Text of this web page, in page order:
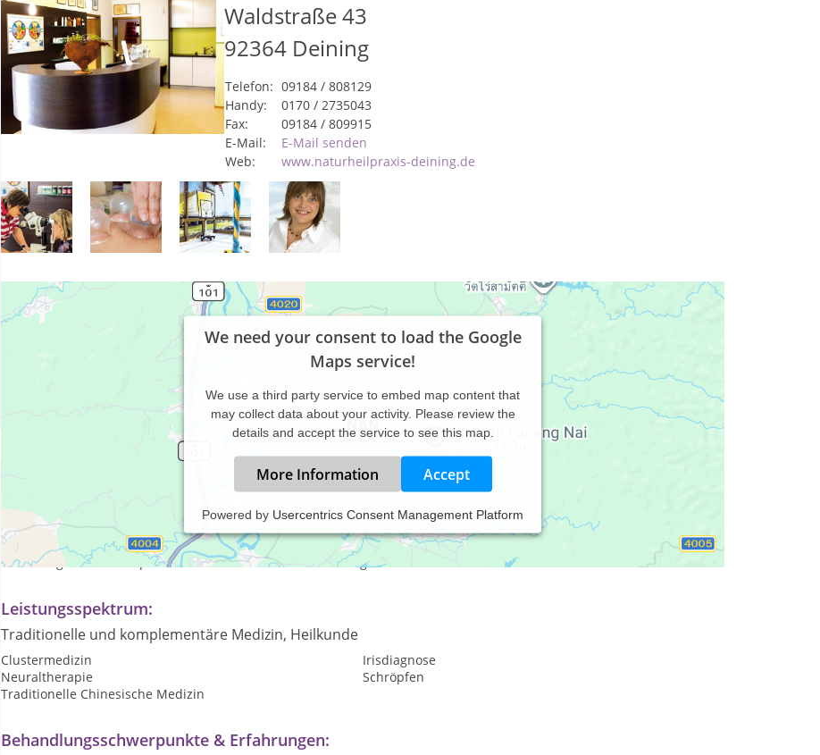
Waldstraße 43
92364 Deining
Telefon: 09184 / 808129
Handy:
0170 / 2735043
Fax:
09184 / 809915
E-Mail:
E-Mail senden
Web:
www.naturheilpraxis-deining.de
We need your consent to load the Google
Maps service!
We use a third party service to embed map content that
may collect data about your activity. Please review the
details and accept the service to see this map.
More Information Accept
Powered by Usercentrics Consent Management Platform
Die Naturheilpraxis Waltraud Mäutner ist spezialisiert auf drei Therapieformen: TCM, Neuraltherapie und Cluster
Medizin. Unter dem Motto: „Der Mensch ist das, woran er glaubt.“ von Anton Tschechow bietet die Praxis hochwertige
und erfolgreiche Therapien und Verfahren zur Verbesserung des Gesundheitszustandes.
Leistungsspektrum:
Traditionelle und komplementäre Medizin, Heilkunde
Clustermedizin
Irisdiagnose
Neuraltherapie
Schröpfen
Traditionelle Chinesische Medizin
Behandlungsschwerpunkte & Erfahrungen: